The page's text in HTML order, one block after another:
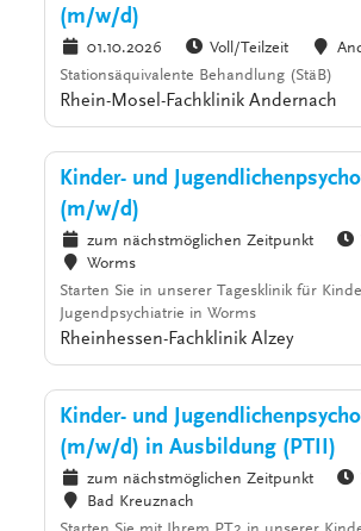
(m/w/d)
01.10.2026 Voll/Teilzeit
Stationsäquivalente Behandlung (StäB)
Rhein-Mosel-Fachklinik Andernach
Kinder- und
(m/w/d)
zum nächstmöglichen Zeitpunkt
Worms
Starten Sie in unserer Tagesklinik für
Jugendpsychiatrie in Worms
Rheinhessen-Fachklinik Alzey
Kinder- und
(m/w/d) in Ausbildung (PTII)
zum nächstmöglichen Zeitpunkt
Bad Kreuznach